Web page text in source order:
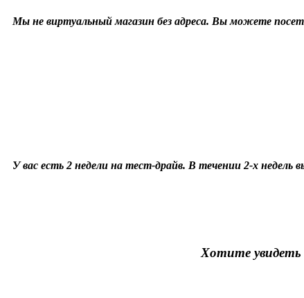
Мы не виртуальный магазин без адреса. Вы можете
У вас есть 2 недели на тест-драйв. В течении 2-х недель
Хотите увидеть